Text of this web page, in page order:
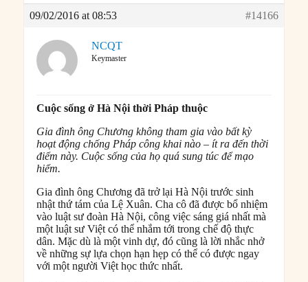
09/02/2016 at 08:53 #14166
NCQT
Keymaster
Cuộc sống ở Hà Nội thời Pháp thuộc
Gia đình ông Chương không tham gia vào bất kỳ
hoạt động chống Pháp công khai nào – ít ra đến thời
điểm này. Cuộc sống của họ quá sung túc để mạo
hiểm.
Gia đình ông Chương đã trở lại Hà Nội trước sinh
nhật thứ tám của Lệ Xuân. Cha cô đã được bổ nhiệm
vào luật sư đoàn Hà Nội, công việc sáng giá nhất mà
một luật sư Việt có thể nhắm tới trong chế độ thực
dân. Mặc dù là một vinh dự, đó cũng là lời nhắc nhở
về những sự lựa chọn hạn hẹp có thể có được ngay
với một người Việt học thức nhất.